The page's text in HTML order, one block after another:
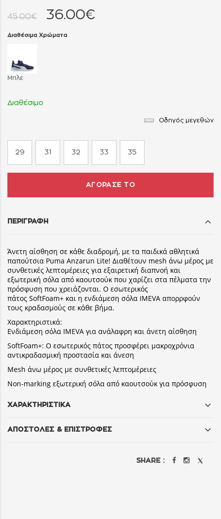
45.00€ 36.00€
Διαθέσιμα Χρώματα
Μπλε
Διαθέσιμο
Οδηγός μεγεθών
29 31 32 33 35
ΑΓΟΡΑΣΕ ΤΟ
ΠΕΡΙΓΡΑΦΗ
Άνετη αίσθηση σε κάθε διαδρομή, με τα παιδικά αθλητικά
παπούτσια Puma Anzarun Lite! Διαθέτουν mesh άνω μέρος με
συνθετικές λεπτομέρειες για εξαιρετική διαπνοή και
εξωτερική σόλα από καουτσούκ που χαρίζει στα πέλματα την
πρόσφυση που χρειάζονται. Ο εσωτερικός
πάτος SoftFoam+ και η ενδιάμεση σόλα IMEVA απορρφούν
τους κραδασμούς σε κάθε βήμα.
Χαρακτηριστικά:
Ενδιάμεση σόλα IMEVA για ανάλαφρη και άνετη αίσθηση
SoftFoam+: Ο εσωτερικός πάτος προσφέρει μακροχρόνια
αντικραδασμική προστασία και άνεση
Mesh άνω μέρος με συνθετικές λεπτομέρειες
Non-marking εξωτερική σόλα από καουτσούκ για πρόσφυση
ΧΑΡΑΚΤΗΡΙΣΤΙΚΑ
ΑΠΟΣΤΟΛΕΣ & ΕΠΙΣΤΡΟΦΕΣ
SHARE :